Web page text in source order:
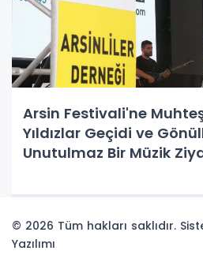
Arsin Festivali'ne
Yıldızlar Geçidi ve
Unutulmaz Bir Müzik
© 2026 Tüm hakları saklıdır.
Yazılımı